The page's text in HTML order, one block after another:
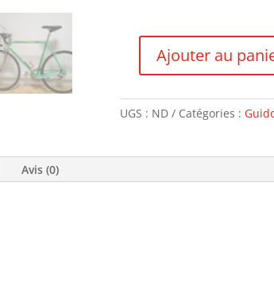
quantité
Motobécane
Ajouter au
UGS : ND Catégories :
Avis (0)